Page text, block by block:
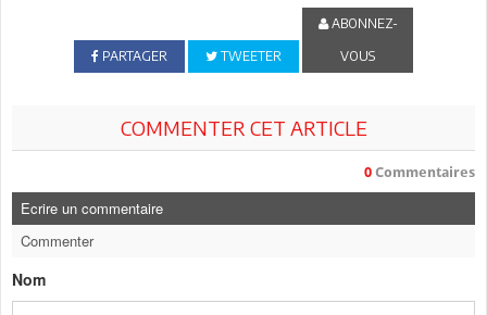
PARTAGER TWEETER
ABONNEZ-
VOUS
COMMENTER CET ARTICLE
0 Commentaires
Ecrire un commentaire
Commenter
Nom